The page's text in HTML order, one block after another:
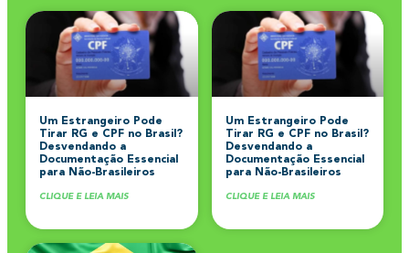
Um Estrangeiro Pode
Tirar RG e CPF no Brasil?
Desvendando a
Documentação Essencial
para Não-Brasileiros
CLIQUE E LEIA MAIS
Um Estrangeiro Pode
Tirar RG e CPF no Brasil?
Desvendando a
Documentação Essencial
para Não-Brasileiros
CLIQUE E LEIA MAIS